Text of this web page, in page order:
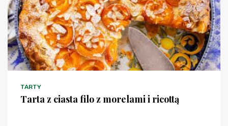
TARTY
Tarta z ciasta filo z morelami i ricottą